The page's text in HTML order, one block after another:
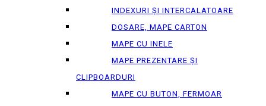
INDEXURI ȘI INTERCALATOARE
DOSARE, MAPE CARTON
MAPE CU INELE
MAPE PREZENTARE ȘI
CLIPBOARDURI
MAPE CU BUTON, FERMOAR